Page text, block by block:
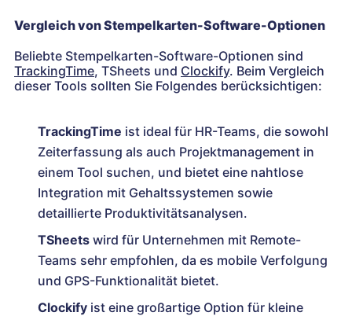
Vergleich von Stempelkarten-Software-Optionen
Beliebte Stempelkarten-Software-Optionen sind
TrackingTime, TSheets und Clockify. Beim Vergleich
dieser Tools sollten Sie Folgendes berücksichtigen:
TrackingTime ist ideal für HR-Teams, die sowohl
Zeiterfassung als auch Projektmanagement in
einem Tool suchen, und bietet eine nahtlose
Integration mit Gehaltssystemen sowie
detaillierte Produktivitätsanalysen.
TSheets wird für Unternehmen mit Remote-
Teams sehr empfohlen, da es mobile Verfolgung
und GPS-Funktionalität bietet.
Clockify ist eine großartige Option für kleine